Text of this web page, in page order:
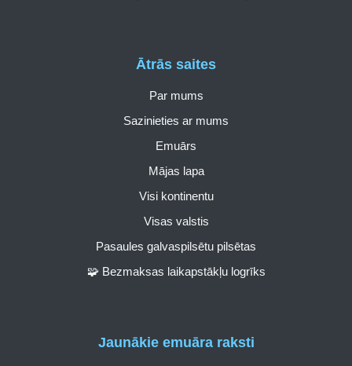
Ātrās saites
Par mums
Sazinieties ar mums
Emuārs
Mājas lapa
Visi kontinentu
Visas valstis
Pasaules galvaspilsētu pilsētas
🧩 Bezmaksas laikapstākļu logrīks
Jaunākie emuāra raksti